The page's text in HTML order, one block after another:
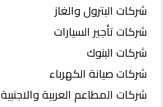
شركات البترول والغاز
شركات تأجير السيارات
شركات البنوك
شركات صيانة الكهرباء
شركات المطاعم العربية والاجنبية